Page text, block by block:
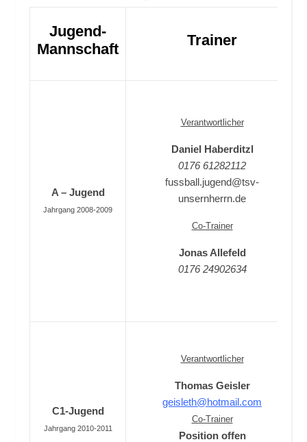
Jugend-
Mannschaft
Trainer
A – Jugend
Jahrgang 2008-2009
Verantwortlicher
Daniel Haberditzl
0176 61282112
fussball.jugend@tsv-
unsernherrn.de
Co-Trainer
Jonas Allefeld
0176 24902634
C1-Jugend
Jahrgang 2010-2011
Verantwortlicher
Thomas Geisler
geisleth@hotmail.com
Co-Trainer
Position offen